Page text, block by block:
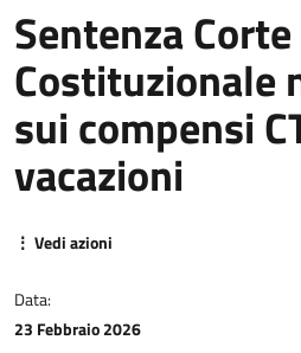
ISCRITTO
PROFESSIONE
AGGIORNAMENTO
Sentenza Corte
Costituzionale
sui compensi
vacazioni
⋮ Vedi azioni
Data:
23 Febbraio 2026